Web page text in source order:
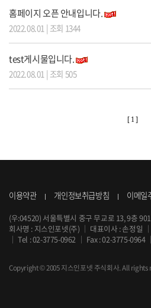
홈페이지 오픈 안내입니다.
2022.08.01 | 조회 1344
test게시물입니다.
2022.08.01 | 조회 505
[ 1 ]
이용약관 개인정보취급방침
이메일
(우:04520) 서울특별시 중구 무교로 13, 9층
회사명 : 지스인포넷(주) ｜ 대표이사 : 손정일
｜Tel :02-3775-0962 ｜ Fax : 02-3775-0964｜
Copyright © 2005 지스인포넷 주식회사. All rights